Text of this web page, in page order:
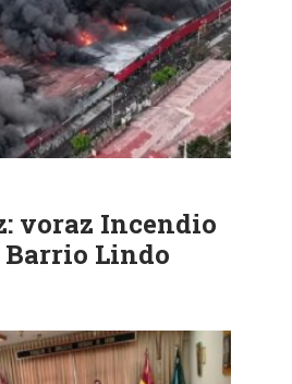
voraz Incendio
Lindo